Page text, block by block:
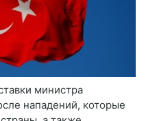
министра
нападений, которые